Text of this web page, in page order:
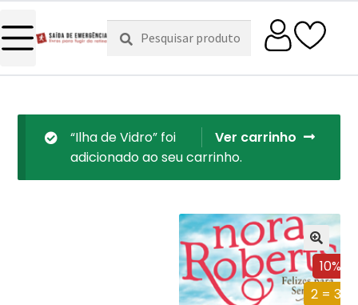
Pesquisar
por:
Pesquisa
Ver carrinho
“Ilha de Vidro” foi
adicionado ao seu carrinho.
10%
2 = 3